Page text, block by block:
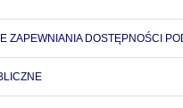
ZAPEWNIANIA DOSTĘPNOŚCI